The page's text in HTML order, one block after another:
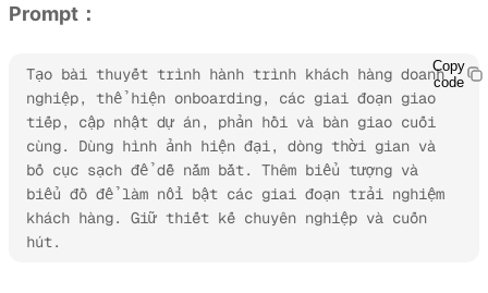
Prompt：
Tạo bài thuyết trình hành trình khách hàng doanh
nghiệp, thể hiện onboarding, các giai đoạn giao
tiếp, cập nhật dự án, phản hồi và bàn giao cuối
cùng. Dùng hình ảnh hiện đại, dòng thời gian và
bố cục sạch để dễ nắm bắt. Thêm biểu tượng và
biểu đồ để làm nổi bật các giai đoạn trải nghiệm
khách hàng. Giữ thiết kế chuyên nghiệp và cuốn
hút.
Copy
code